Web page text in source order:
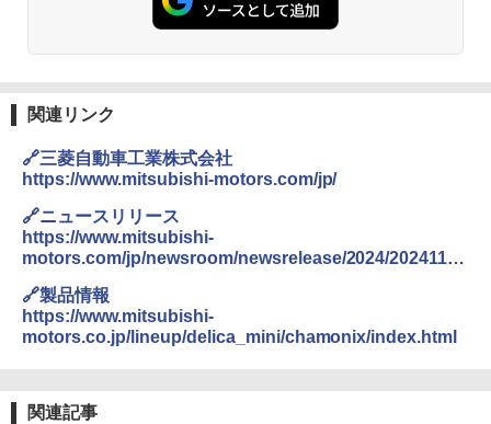
関連リンク
🔗三菱自動車工業株式会社
https://www.mitsubishi-motors.com/jp/
🔗ニュースリリース
https://www.mitsubishi-
motors.com/jp/newsroom/newsrelease/2024/20241107
🔗製品情報
https://www.mitsubishi-
motors.co.jp/lineup/delica_mini/chamonix/index.html
関連記事